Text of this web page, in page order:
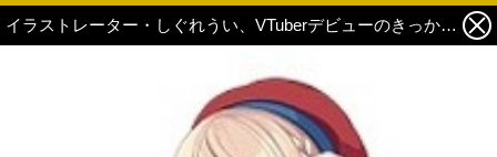
イラストレーター・しぐれうい、VTuberデビューのきっかけは「大空スバル」の一言！「ういママ」の魅力に迫る【インタビュー】 1枚目の写真・画像